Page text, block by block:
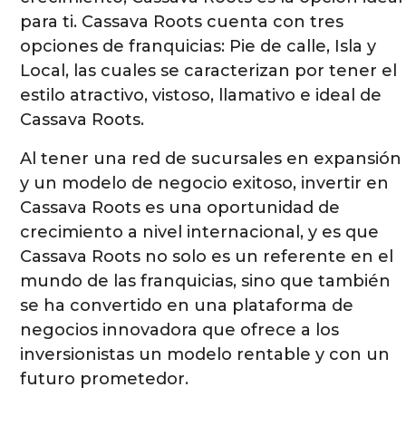
para ti. Cassava Roots cuenta con tres
opciones de franquicias: Pie de calle, Isla y
Local, las cuales se caracterizan por tener el
estilo atractivo, vistoso, llamativo e ideal de
Cassava Roots.
Al tener una red de sucursales en expansión
y un modelo de negocio exitoso, invertir en
Cassava Roots es una oportunidad de
crecimiento a nivel internacional, y es que
Cassava Roots no solo es un referente en el
mundo de las franquicias, sino que también
se ha convertido en una plataforma de
negocios innovadora que ofrece a los
inversionistas un modelo rentable y con un
futuro prometedor.